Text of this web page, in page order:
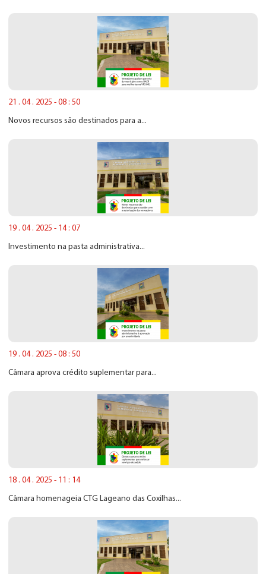
21 . 04 . 2025 - 08 : 50
Novos recursos são destinados para a...
19 . 04 . 2025 - 14 : 07
Investimento na pasta administrativa...
19 . 04 . 2025 - 08 : 50
Câmara aprova crédito suplementar para...
18 . 04 . 2025 - 11 : 14
Câmara homenageia CTG Lageano das Coxilhas...